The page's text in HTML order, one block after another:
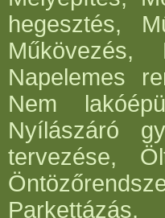
hegesztés,
Műkövezés,
Napelemes
Nem
Nyílászáró
tervezése,